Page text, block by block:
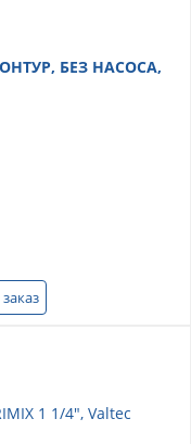
БЕЗ НАСОСА,